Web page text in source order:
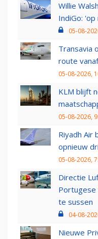
Willie
IndiGo:
05-08-
Transavia
route
05-08-2026,
KLM blijft
05-08-2026,
Riyadh Air
opnieuw
05-08-2026,
Directie
Portugese
te sussen
04-08-
Nieuwe